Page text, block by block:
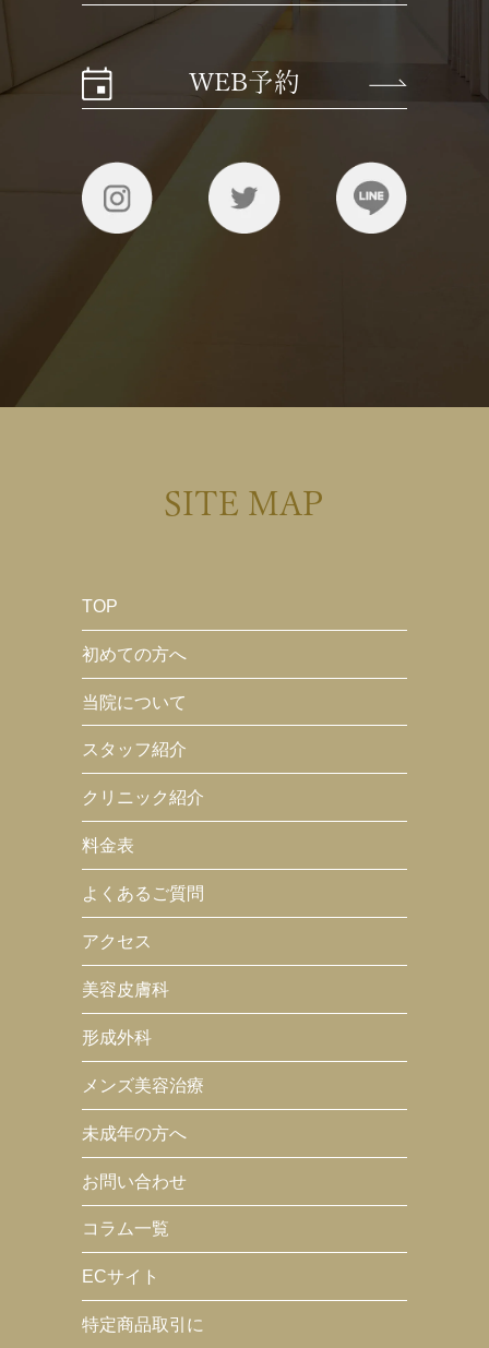
WEB予約
SITE MAP
TOP
初めての方へ
当院について
スタッフ紹介
クリニック紹介
料金表
よくあるご質問
アクセス
美容皮膚科
形成外科
メンズ美容治療
未成年の方へ
お問い合わせ
コラム一覧
ECサイト
特定商品取引に